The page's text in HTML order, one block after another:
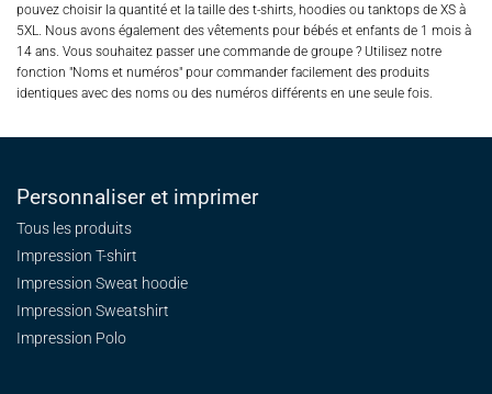
pouvez choisir la quantité et la taille des t-shirts, hoodies ou tanktops de XS à
5XL. Nous avons également des vêtements pour bébés et enfants de 1 mois à
14 ans. Vous souhaitez passer une commande de groupe ? Utilisez notre
fonction "Noms et numéros" pour commander facilement des produits
identiques avec des noms ou des numéros différents en une seule fois.
Personnaliser et imprimer
Tous les produits
Impression T-shirt
Impression Sweat hoodie
Impression Sweatshirt
Impression Polo